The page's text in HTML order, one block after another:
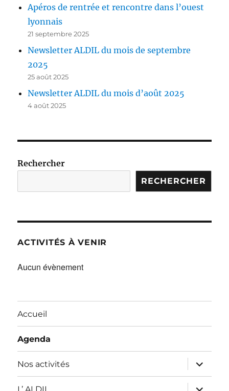
Apéros de rentrée et rencontre dans l’ouest
lyonnais
21 septembre 2025
Newsletter ALDIL du mois de septembre
2025
25 août 2025
Newsletter ALDIL du mois d’août 2025
4 août 2025
Rechercher
RECHERCHER
ACTIVITÉS À VENIR
Aucun évènement
Accueil
Agenda
Nos activités
ouvrir
le
sous-
menu
L’ ALDIL
ouvrir